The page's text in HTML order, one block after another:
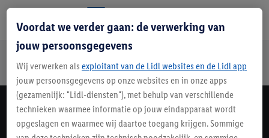
Jouw voordelen bij ons als Lidl webshop klant
Gratis retourneren Veilig winkelen 30 dagen bedenktijd
Lidl Nieuwsbrief
Schrijf je in
Voordat we verder gaan: de verwerking van
jouw persoonsgegevens
Wij verwerken als exploitant van de Lidl websites en de Lidl app
jouw persoonsgegevens op onze websites en in onze apps
(gezamenlijk: "Lidl-diensten"), met behulp van verschillende
technieken waarmee informatie op jouw eindapparaat wordt
opgeslagen en waarmee wij daartoe toegang krijgen. Sommige